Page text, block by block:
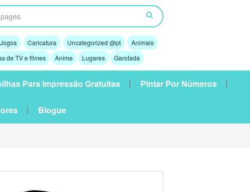
Jogos Caricatura Uncategorized @pt
Animais
de TV e filmes Anime Lugares Garotada
Para Impressão Gratuitas Pintar Por Números
Blogue